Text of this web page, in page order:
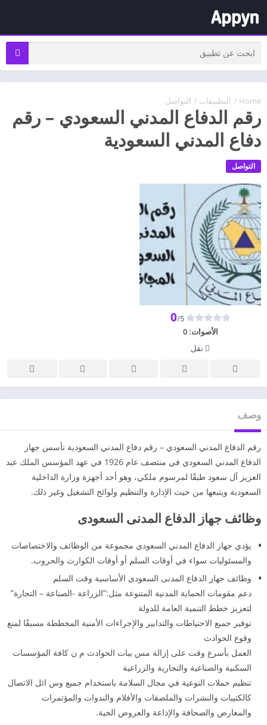
Home
/ التطبيقات / التواصل
رقم الدفاع المدني السعودي – رقم
دفاع المدني السعودية
التواصل
0/5
الأصوات:0
نقل
وصف
رقم الدفاع المدني السعودي – رقم دفاع المدني السعودية تأسس جهاز
الدفاع المدني السعودي في منتصف عام 1926 في عهد المؤسس الملك عبد
العزيز آل سعود طبقًا لمرسوم ملكي، وهو أحد أجهزة وزارة الداخلية
السعودية ويتبعها من حيث الإدارة والتنظيم ولوائح التشغيل وغير ذلك.
وظائف جهاز الدفاع المدنى السعودى
يؤدي جهاز الدفاع المدني السعودي مجموعة من الوظائف والاختصاصات
والمسئوليات سواء في أوقات السلم أو أوقات الكوارث والحروب.
وظائف جهاز الدفاع المدنى السعودى الأساسية وقت السلم
دعم مقومات الحماية المدنية المتنوعة مثل:”الزراعة -الصناعة – التجارة”
لتعزيز خطط التنمية العامة للدولة
توفير جميع الاحتياطات والتدابير والإجراءات الأمنية المخططة مسبقًا لمنع
وقوع الحوادث
العمل بأسرع وقت على إزالة مس ببات الحوادث م ن كافة المؤسسات
السكنية والصناعية والتجارية والزراعية
تنظيم حملات التوعية في مجال السلامة باستخدام جميع وس ائل الاتصال
كالكتيبات والنشرات والملصقات والأفلام والندوات والمؤتمرات
والمعارض والصحافة والإذاعة والعروض الحية.